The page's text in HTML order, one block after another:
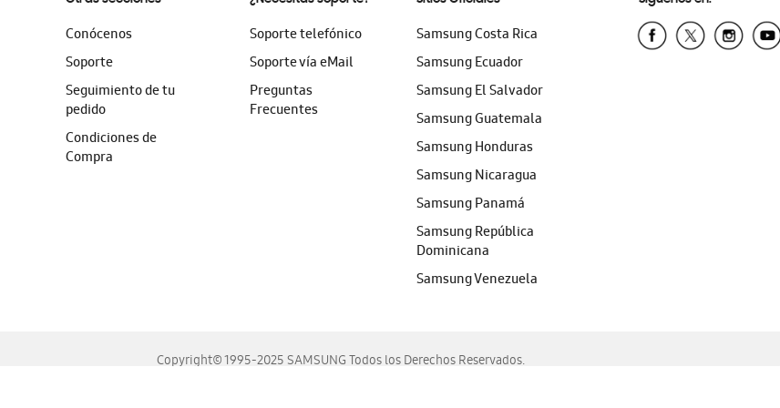
Conócenos
Soporte
Seguimiento de tu
pedido
Condiciones de
Compra
Soporte telefónico
Soporte vía eMail
Preguntas
Frecuentes
Samsung Costa Rica
Samsung Ecuador
Samsung El Salvador
Samsung Guatemala
Samsung Honduras
Samsung Nicaragua
Samsung Panamá
Samsung República
Dominicana
Samsung Venezuela
Copyright© 1995-2025 SAMSUNG Todos los Derechos Reservados.